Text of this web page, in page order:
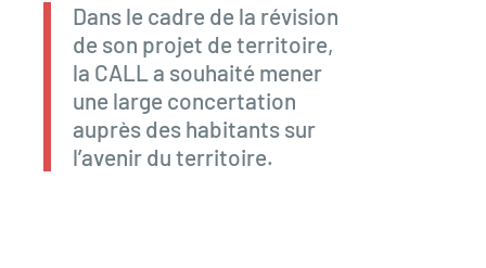
Dans le cadre de la révision
de son projet de territoire,
la CALL a souhaité mener
une large concertation
auprès des habitants sur
l’avenir du territoire.